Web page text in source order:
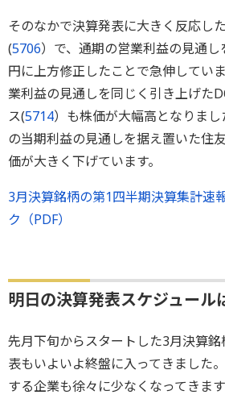
そのなかで決算発表に大きく反応し
(5706）で、通期の営業利益の見通
円に上方修正したことで急伸してい
業利益の見通しを同じく引き上げた
ス(5714）も株価が大幅高となりま
の当期利益の見通しを据え置いた住
価が大きく下げています。
3月決算銘柄の第1四半期決算集計速
ク（PDF）
明日の決算発表スケジュール
先月下旬からスタートした3月決算
表もいよいよ終盤に入ってきました
する企業も徐々に少なくなってきま